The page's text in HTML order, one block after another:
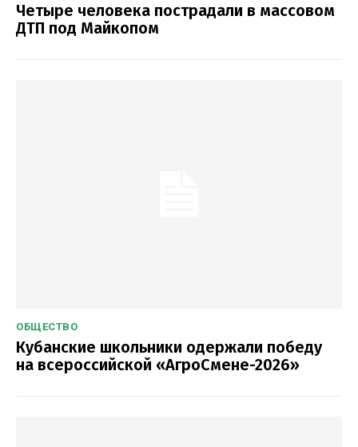
Четыре человека пострадали в массовом
ДТП под Майкопом
ОБЩЕСТВО
Кубанские школьники одержали победу
на всероссийской «АгроСмене-2026»